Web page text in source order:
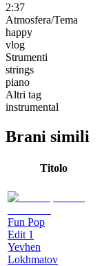
2:37
Atmosfera/Tema
happy
vlog
Strumenti
strings
piano
Altri tag
instrumental
Brani simili
Titolo
Fun Pop
Edit 1
Yevhen
Lokhmatov